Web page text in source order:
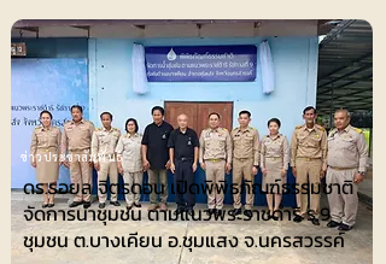
ข่าวประชาสัมพันธ์
ดร.รอยล จิตรดอน เปิดพิพิธภัณฑ์ธรรมชาติ
จัดการน้ำชุมชน ตามแนวพระราชดำริ ร.9
ชุมชน ต.บางเคียน อ.ชุมแสง จ.นครสวรรค์